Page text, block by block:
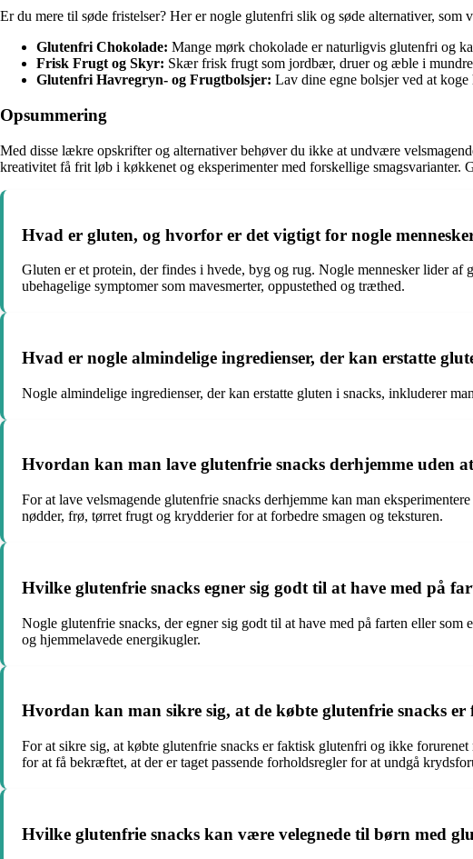
Er du mere til søde fristelser? Her er nogle glutenfri slik og søde alternativer, som
Glutenfri Chokolade: Mange mørk chokolade er naturligvis glutenfri og
Frisk Frugt og Skyr: Skær frisk frugt som jordbær, druer og æble i
Glutenfri Havregryn- og Frugtbolsjer: Lav dine egne bolsjer ved at
Opsummering
Med disse lækre opskrifter og alternativer behøver du ikke at undvære
kreativitet få frit løb i køkkenet og eksperimenter med forskellige
Hvad er gluten, og hvorfor er det vigtigt for nogle
Gluten er et protein, der findes i hvede, byg og rug. Nogle mennesker lider
ubehagelige symptomer som mavesmerter, oppustethed og træthed.
Hvad er nogle almindelige ingredienser, der kan erstatte
Nogle almindelige ingredienser, der kan erstatte gluten i snacks, inkluderer
Hvordan kan man lave glutenfrie snacks derhjemme uden
For at lave velsmagende glutenfrie snacks derhjemme kan man
nødder, frø, tørret frugt og krydderier for at forbedre smagen og teksturen.
Hvilke glutenfrie snacks egner sig godt til at have med på
Nogle glutenfrie snacks, der egner sig godt til at have med på farten eller
og hjemmelavede energikugler.
Hvordan kan man sikre sig, at de købte glutenfrie snacks
For at sikre sig, at købte glutenfrie snacks er faktisk glutenfri og ikke
for at få bekræftet, at der er taget passende forholdsregler for at undgå
Hvilke glutenfrie snacks kan være velegnede til børn med